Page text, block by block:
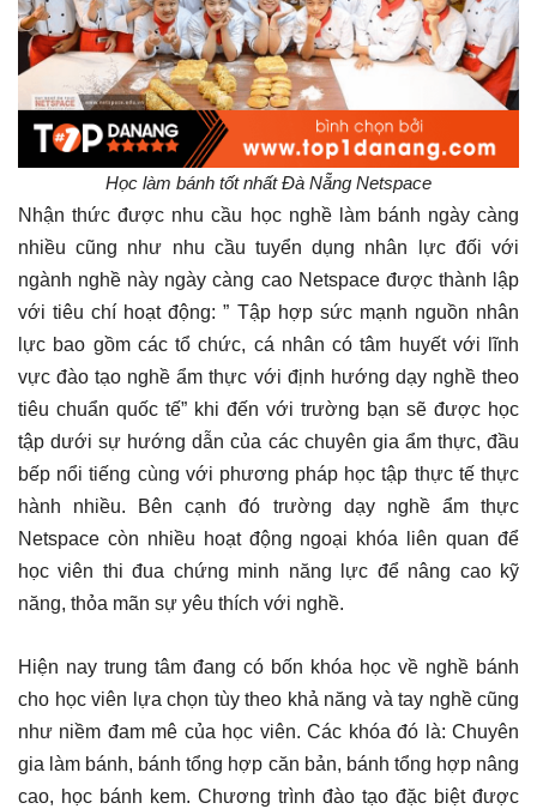
Học làm bánh tốt nhất Đà Nẵng Netspace
Nhận thức được nhu cầu học nghề làm bánh ngày càng
nhiều cũng như nhu cầu tuyển dụng nhân lực đối với
ngành nghề này ngày càng cao Netspace được thành lập
với tiêu chí hoạt động: ” Tập hợp sức mạnh nguồn nhân
lực bao gồm các tổ chức, cá nhân có tâm huyết với lĩnh
vực đào tạo nghề ẩm thực với định hướng dạy nghề theo
tiêu chuẩn quốc tế” khi đến với trường bạn sẽ được học
tập dưới sự hướng dẫn của các chuyên gia ẩm thực, đầu
bếp nổi tiếng cùng với phương pháp học tập thực tế thực
hành nhiều. Bên cạnh đó trường dạy nghề ẩm thực
Netspace còn nhiều hoạt động ngoại khóa liên quan để
học viên thi đua chứng minh năng lực để nâng cao kỹ
năng, thỏa mãn sự yêu thích với nghề.
Hiện nay trung tâm đang có bốn khóa học về nghề bánh
cho học viên lựa chọn tùy theo khả năng và tay nghề cũng
như niềm đam mê của học viên. Các khóa đó là: Chuyên
gia làm bánh, bánh tổng hợp căn bản, bánh tổng hợp nâng
cao, học bánh kem. Chương trình đào tạo đặc biệt được